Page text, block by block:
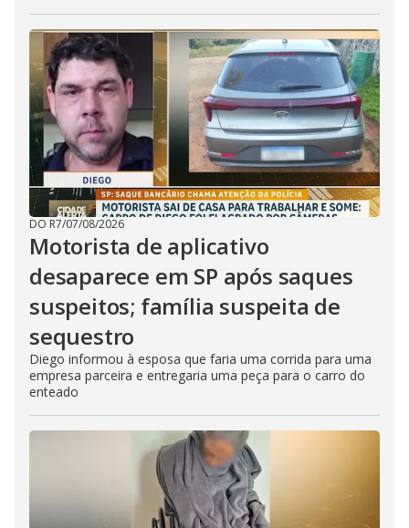
DO R7/07/08/2026
Motorista de aplicativo
desaparece em SP após saques
suspeitos; família suspeita de
sequestro
Diego informou à esposa que faria uma corrida para uma
empresa parceira e entregaria uma peça para o carro do
enteado